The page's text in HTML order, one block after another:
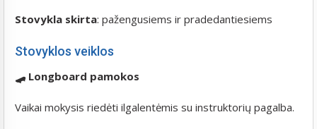
Stovykla skirta: pažengusiems ir pradedantiesiems
Stovyklos veiklos
🛹 Longboard pamokos
Vaikai mokysis riedėti ilgalentėmis su instruktorių pagalba.